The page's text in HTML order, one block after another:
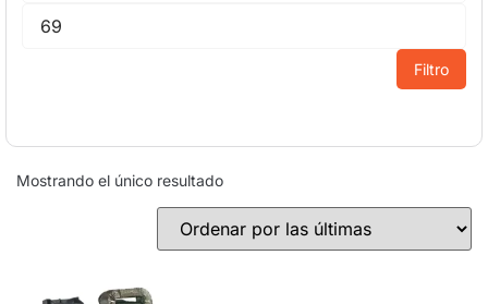
Filtro
Mostrando el único resultado